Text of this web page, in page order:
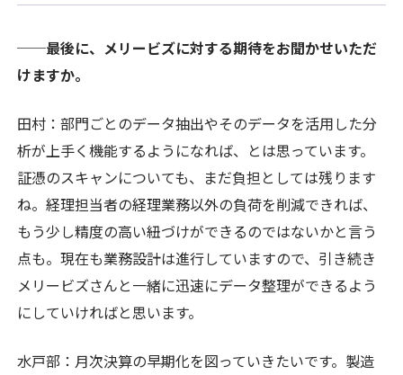
──最後に、メリービズに対する期待をお聞かせいただ
けますか。
田村：部門ごとのデータ抽出やそのデータを活用した分
析が上手く機能するようになれば、とは思っています。
証憑のスキャンについても、まだ負担としては残ります
ね。経理担当者の経理業務以外の負荷を削減できれば、
もう少し精度の高い紐づけができるのではないかと言う
点も。現在も業務設計は進行していますので、引き続き
メリービズさんと一緒に迅速にデータ整理ができるよう
にしていければと思います。
水戸部：月次決算の早期化を図っていきたいです。製造